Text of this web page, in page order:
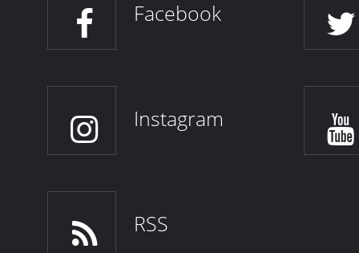
Facebook
Instagram
RSS